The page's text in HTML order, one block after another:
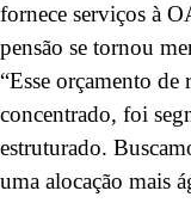
fornece serviços à
pensão se tornou
“Esse orçamento de
concentrado, foi
estruturado.
uma alocação mais